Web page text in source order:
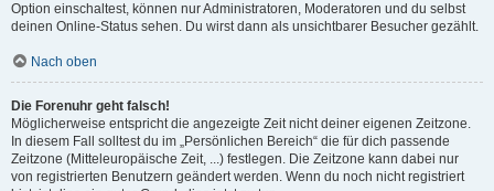
Option einschaltest, können nur Administratoren, Moderatoren und du selbst
deinen Online-Status sehen. Du wirst dann als unsichtbarer Besucher gezählt.
Nach oben
Die Forenuhr geht falsch!
Möglicherweise entspricht die angezeigte Zeit nicht deiner eigenen Zeitzone.
In diesem Fall solltest du im „Persönlichen Bereich“ die für dich passende
Zeitzone (Mitteleuropäische Zeit, ...) festlegen. Die Zeitzone kann dabei nur
von registrierten Benutzern geändert werden. Wenn du noch nicht registriert